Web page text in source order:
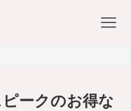
ピークのお得な